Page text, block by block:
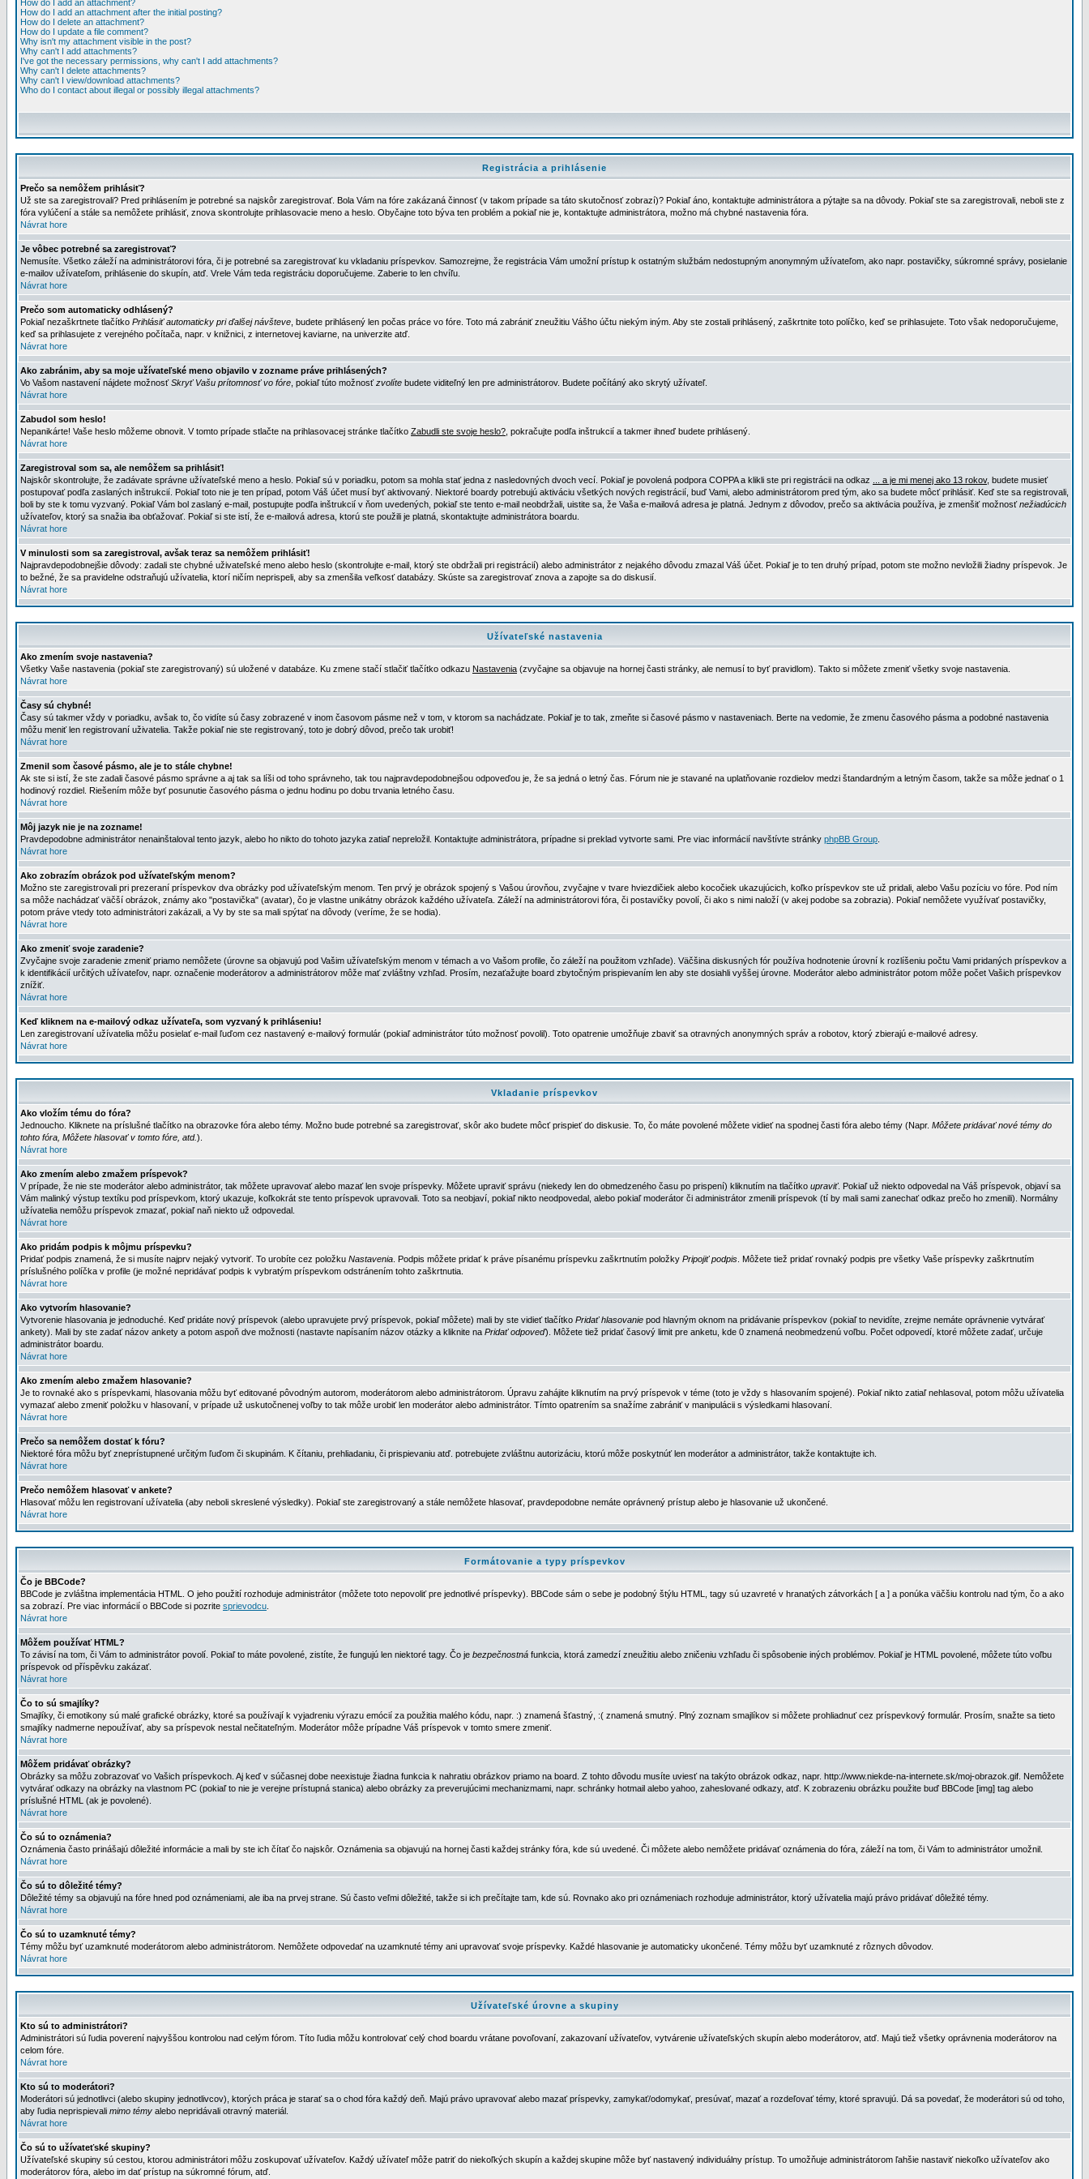
How do I add an attachment?
How do I add an attachment after the initial posting?
How do I delete an attachment?
How do I update a file comment?
Why isn't my attachment visible in the post?
Why can't I add attachments?
I've got the necessary permissions, why can't I add attachments?
Why can't I delete attachments?
Why can't I view/download attachments?
Who do I contact about illegal or possibly illegal attachments?
Registrácia a prihlásenie
Prečo sa nemôžem prihlásiť?
Už ste sa zaregistrovali? Pred prihlásením je potrebné sa najskôr zaregistrovať. Bola Vám na fóre zakázaná činnosť (v takom prípade sa táto skutočnosť zobrazí)? Pokiaľ áno, kontaktujte administrátora a pýtajte sa na dôvody. Pokiaľ ste sa zaregistrovali, neboli ste z
fóra vylúčení a stále sa nemôžete prihlásiť, znova skontrolujte prihlasovacie meno a heslo. Obyčajne toto býva ten problém a pokiaľ nie je, kontaktujte administrátora, možno má chybné nastavenia fóra.
Návrat hore
Je vôbec potrebné sa zaregistrovať?
Nemusíte. Všetko záleží na administrátorovi fóra, či je potrebné sa zaregistrovať ku vkladaniu príspevkov. Samozrejme, že registrácia Vám umožní prístup k ostatným službám nedostupným anonymným užívateľom, ako napr. postavičky, súkromné správy, posielanie
e-mailov užívateľom, prihlásenie do skupín, atď. Vrele Vám teda registráciu doporučujeme. Zaberie to len chvíľu.
Návrat hore
Prečo som automaticky odhlásený?
Pokiaľ nezaškrtnete tlačítko Prihlásiť automaticky pri ďalšej návšteve , budete prihlásený len počas práce vo fóre. Toto má zabrániť zneužitiu Vášho účtu niekým iným. Aby ste zostali prihlásený, zaškrtnite toto políčko, keď se prihlasujete. Toto však nedoporučujeme,
keď sa prihlasujete z verejného počítača, napr. v knižnici, z internetovej kaviarne, na univerzite atď.
Návrat hore
Ako zabránim, aby sa moje užívateľské meno objavilo v zozname práve prihlásených?
Vo Vašom nastavení nájdete možnosťSkryť Vašu prítomnosť vo fóre , pokiaľ túto možnosťzvolíte budete viditeľný len pre administrátorov. Budete počítáný ako skrytý užívateľ.
Návrat hore
Zabudol som heslo!
Nepanikárte! Vaše heslo môžeme obnovit. V tomto prípade stlačte na prihlasovacej stránke tlačítko Zabudli ste svoje heslo? , pokračujte podľa inštrukcií a takmer ihneď budete prihlásený.
Návrat hore
Zaregistroval som sa, ale nemôžem sa prihlásiť!
Najskôr skontrolujte, že zadávate správne užívateľské meno a heslo. Pokiaľ sú v poriadku, potom sa mohla stať jedna z nasledovných dvoch vecí. Pokiaľ je povolená podpora COPPA a klikli ste pri registrácii na odkaz
... a je mi menej ako 13 rokov, budete musieť
postupovať podľa zaslaných inštrukcií. Pokiaľ toto nie je ten prípad, potom Váš účet musí byť aktivovaný. Niektoré boardy potrebujú aktiváciu všetkých nových registrácií, buď Vami, alebo administrátorom pred tým, ako sa budete môcť prihlásiť. Keď ste sa registrovali,
boli by ste k tomu vyzvaný. Pokiaľ Vám bol zaslaný e-mail, postupujte podľa inštrukcií v ňom uvedených, pokiaľ ste tento e-mail neobdržali, uistite sa, že Vaša e-mailová adresa je platná. Jednym z dôvodov, prečo sa aktivácia používa, je zmenšiť možnosťnežiadúcich
užívateľov, ktorý sa snažia iba obťažovať. Pokiaľ si ste istí, že e-mailová adresa, ktorú ste použili je platná, skontaktujte administrátora boardu.
Návrat hore
V minulosti som sa zaregistroval, avšak teraz sa nemôžem prihlásiť!
Najpravdepodobnejšie dôvody: zadali ste chybné uživateľské meno alebo heslo (skontrolujte e-mail, ktorý ste obdržali pri registrácií) alebo administrátor z nejakého dôvodu zmazal Váš účet. Pokiaľ je to ten druhý prípad, potom ste možno nevložili žiadny príspevok. Je
to bežné, že sa pravidelne odstraňujú užívatelia, ktorí ničím neprispeli, aby sa zmenšila veľkosť databázy. Skúste sa zaregistrovať znova a zapojte sa do diskusií.
Návrat hore
Užívateľské nastavenia
Ako zmením svoje nastavenia?
Všetky Vaše nastavenia (pokiaľ ste zaregistrovaný) sú uložené v databáze. Ku zmene stačí stlačiť tlačítko odkazu Nastavenia (zvyčajne sa objavuje na hornej časti stránky, ale nemusí to byť pravidlom). Takto si môžete zmeniť všetky svoje nastavenia.
Návrat hore
Časy sú chybné!
Časy sú takmer vždy v poriadku, avšak to, čo vidíte sú časy zobrazené v inom časovom pásme než v tom, v ktorom sa nachádzate. Pokiaľ je to tak, zmeňte si časové pásmo v nastaveniach. Berte na vedomie, že zmenu časového pásma a podobné nastavenia
môžu meniť len registrovaní uživatelia. Takže pokiaľ nie ste registrovaný, toto je dobrý dôvod, prečo tak urobiť!
Návrat hore
Zmenil som časové pásmo, ale je to stále chybne!
Ak ste si istí, že ste zadali časové pásmo správne a aj tak sa líši od toho správneho, tak tou najpravdepodobnejšou odpoveďou je, že sa jedná o letný čas. Fórum nie je stavané na uplatňovanie rozdielov medzi štandardným a letným časom, takže sa môže jednať o 1
hodinový rozdiel. Riešením môže byť posunutie časového pásma o jednu hodinu po dobu trvania letného času.
Návrat hore
Môj jazyk nie je na zozname!
Pravdepodobne administrátor nenainštaloval tento jazyk, alebo ho nikto do tohoto jazyka zatiaľ nepreložil. Kontaktujte administrátora, prípadne si preklad vytvorte sami. Pre viac informácií navštívte stránky phpBB Group
Návrat hore
Ako zobrazím obrázok pod užívateľským menom?
Možno ste zaregistrovali pri prezeraní príspevkov dva obrázky pod užívateľským menom. Ten prvý je obrázok spojený s Vašou úrovňou, zvyčajne v tvare hviezdičiek alebo kocočiek ukazujúcich, koľko príspevkov ste už pridali, alebo Vašu pozíciu vo fóre. Pod ním
sa môže nachádzať väčší obrázok, známy ako "postavička" (avatar), čo je vlastne unikátny obrázok každého užívateľa. Záleží na administrátorovi fóra, či postavičky povolí, či ako s nimi naloží (v akej podobe sa zobrazia). Pokiaľ nemôžete využívať postavičky,
potom práve vtedy toto administrátori zakázali, a Vy by ste sa mali spýtať na dôvody (veríme, že se hodia).
Návrat hore
Ako zmeniť svoje zaradenie?
Zvyčajne svoje zaradenie zmeniť priamo nemôžete (úrovne sa objavujú pod Vašim užívateľským menom v témach a vo Vašom profile, čo záleží na použitom vzhľade). Väčšina diskusných fór používa hodnotenie úrovní k rozlíšeniu počtu Vami pridaných príspevkov a
k identifikácií určitých užívateľov, napr. označenie moderátorov a administrátorov môže mať zvláštny vzhľad. Prosím, nezaťažujte board zbytočným prispievaním len aby ste dosiahli vyššej úrovne. Moderátor alebo administrátor potom môže počet Vašich príspevkov
znížiť.
Návrat hore
Keď kliknem na e-mailový odkaz užívateľa, som vyzvaný k prihláseniu!
Len zaregistrovaní užívatelia môžu posielať e-mail ľuďom cez nastavený e-mailový formulár (pokiaľ administrátor túto možnosť povolil). Toto opatrenie umožňuje zbaviť sa otravných anonymných správ a robotov, ktorý zbierajú e-mailové adresy.
Návrat hore
Vkladanie príspevkov
Ako vložím tému do fóra?
Jednoucho. Kliknete na príslušné tlačítko na obrazovke fóra alebo témy. Možno bude potrebné sa zaregistrovať, skôr ako budete môcť prispieť do diskusie. To, čo máte povolené môžete vidieť na spodnej časti fóra alebo témy (Napr. Môžete pridávať nové témy do
tohto fóra, Môžete hlasovať v tomto fóre, atd.).
Návrat hore
Ako zmením alebo zmažem príspevok?
V prípade, že nie ste moderátor alebo administrátor, tak môžete upravovať alebo mazať len svoje príspevky. Môžete upraviť správu (niekedy len do obmedzeného času po prispení) kliknutím na tlačítko upraviť. Pokiaľ už niekto odpovedal na Váš príspevok, objaví sa
Vám malinký výstup textíku pod príspevkom, ktorý ukazuje, koľkokrát ste tento príspevok upravovali. Toto sa neobjaví, pokiaľ nikto neodpovedal, alebo pokiaľ moderátor či administrátor zmenili príspevok (tí by mali sami zanechať odkaz prečo ho zmenili). Normálny
užívatelia nemôžu príspevok zmazať, pokiaľ naň niekto už odpovedal.
Návrat hore
Ako pridám podpis k môjmu príspevku?
Pridať podpis znamená, že si musíte najprv nejaký vytvoriť. To urobíte cez položku Nastavenia . Podpis môžete pridať k práve písanému príspevku zaškrtnutím položky Pripojiť podpis . Môžete tiež pridať rovnaký podpis pre všetky Vaše príspevky zaškrtnutím
príslušného políčka v profile (je možné nepridávať podpis k vybratým príspevkom odstránením tohto zaškrtnutia.
Návrat hore
Ako vytvorím hlasovanie?
Vytvorenie hlasovania je jednoduché. Keď pridáte nový príspevok (alebo upravujete prvý príspevok, pokiaľ môžete) mali by ste vidieť tlačítko Pridať hlasovanie pod hlavným oknom na pridávanie príspevkov (pokiaľ to nevidíte, zrejme nemáte oprávnenie vytvárať
ankety). Mali by ste zadať názov ankety a potom aspoň dve možnosti (nastavte napísaním názov otázky a kliknite na Pridať odpoveď). Môžete tiež pridať časový limit pre anketu, kde 0 znamená neobmedzenú voľbu. Počet odpovedí, ktoré môžete zadať, určuje
administrátor boardu.
Návrat hore
Ako zmením alebo zmažem hlasovanie?
Je to rovnaké ako s príspevkami, hlasovania môžu byť editované pôvodným autorom, moderátorom alebo administrátorom. Úpravu zahájite kliknutím na prvý príspevok v téme (toto je vždy s hlasovaním spojené). Pokiaľ nikto zatiaľ nehlasoval, potom môžu užívatelia
vymazať alebo zmeniť položku v hlasovaní, v prípade už uskutočnenej voľby to tak môže urobiť len moderátor alebo administrátor. Tímto opatrením sa snažíme zabrániť v manipulácii s výsledkami hlasovaní.
Návrat hore
Prečo sa nemôžem dostať k fóru?
Niektoré fóra môžu byť zneprístupnené určitým ľuďom či skupinám. K čítaniu, prehliadaniu, či prispievaniu atď. potrebujete zvláštnu autorizáciu, ktorú môže poskytnúť len moderátor a administrátor, takže kontaktujte ich.
Návrat hore
Prečo nemôžem hlasovať v ankete?
Hlasovať môžu len registrovaní užívatelia (aby neboli skreslené výsledky). Pokiaľ ste zaregistrovaný a stále nemôžete hlasovať, pravdepodobne nemáte oprávnený prístup alebo je hlasovanie už ukončené.
Návrat hore
Formátovanie a typy príspevkov
Čo je BBCode?
BBCode je zvláštna implementácia HTML. O jeho použití rozhoduje administrátor (môžete toto nepovoliť pre jednotlivé príspevky). BBCode sám o sebe je podobný štýlu HTML, tagy sú uzavreté v hranatých zátvorkách [ a ] a ponúka väčšiu kontrolu nad tým, čo a ako
sa zobrazí. Pre viac informácií o BBCode si pozrite sprievodcu
Návrat hore
Môžem používať HTML?
To závisí na tom, či Vám to administrátor povolí. Pokiaľ to máte povolené, zistíte, že fungujú len niektoré tagy. Čo je bezpečnostná funkcia, ktorá zamedzí zneužitiu alebo zničeniu vzhľadu či spôsobenie iných problémov. Pokiaľ je HTML povolené, môžete túto voľbu
príspevok od příspěvku zakázať.
Návrat hore
Čo to sú smajlíky?
Smajlíky, či emotikony sú malé grafické obrázky, ktoré sa používají k vyjadreniu výrazu emócií za použitia malého kódu, napr. :) znamená šťastný, :( znamená smutný. Plný zoznam smajlíkov si môžete prohliadnuť cez príspevkový formulár. Prosím, snažte sa tieto
smajlíky nadmerne nepoužívať, aby sa príspevok nestal nečitateľným. Moderátor môže prípadne Váš príspevok v tomto smere zmeniť.
Návrat hore
Môžem pridávať obrázky?
Obrázky sa môžu zobrazovať vo Vašich príspevkoch. Aj keď v súčasnej dobe neexistuje žiadna funkcia k nahratiu obrázkov priamo na board. Z tohto dôvodu musíte uviesť na takýto obrázok odkaz, napr. http://www.niekde-na-internete.sk/moj-obrazok.gif. Nemôžete
vytvárať odkazy na obrázky na vlastnom PC (pokiaľ to nie je verejne prístupná stanica) alebo obrázky za preverujúcimi mechanizmami, napr. schránky hotmail alebo yahoo, zaheslované odkazy, atď. K zobrazeniu obrázku použite buď BBCode [img] tag alebo
príslušné HTML (ak je povolené).
Návrat hore
Čo sú to oznámenia?
Oznámenia často prinášajú dôležité informácie a mali by ste ich čítať čo najskôr. Oznámenia sa objavujú na hornej časti každej stránky fóra, kde sú uvedené. Či môžete alebo nemôžete pridávať oznámenia do fóra, záleží na tom, či Vám to administrátor umožnil.
Návrat hore
Čo sú to dôležité témy?
Dôležité témy sa objavujú na fóre hned pod oznámeniami, ale iba na prvej strane. Sú často veľmi dôležité, takže si ich prečítajte tam, kde sú. Rovnako ako pri oznámeniach rozhoduje administrátor, ktorý užívatelia majú právo pridávať dôležité témy.
Návrat hore
Čo sú to uzamknuté témy?
Témy môžu byť uzamknuté moderátorom alebo administrátorom. Nemôžete odpovedať na uzamknuté témy ani upravovať svoje príspevky. Každé hlasovanie je automaticky ukončené. Témy môžu byť uzamknuté z rôznych dôvodov.
Návrat hore
Užívateľské úrovne a skupiny
Kto sú to administrátori?
Administrátori sú ľudia poverení najvyššou kontrolou nad celým fórom. Títo ľudia môžu kontrolovať celý chod boardu vrátane povoľovaní, zakazovaní užívateľov, vytvárenie užívateľských skupín alebo moderátorov, atď. Majú tiež všetky oprávnenia moderátorov na
celom fóre.
Návrat hore
Kto sú to moderátori?
Moderátori sú jednotlivci (alebo skupiny jednotlivcov), ktorých práca je starať sa o chod fóra každý deň. Majú právo upravovať alebo mazať príspevky, zamykať/odomykať, presúvať, mazať a rozdeľovať témy, ktoré spravujú. Dá sa povedať, že moderátori sú od toho,
aby ľudia neprispievali mimo témy alebo nepridávali otravný materiál.
Návrat hore
Čo sú to užívateťské skupiny?
Užívateľské skupiny sú cestou, ktorou administrátori môžu zoskupovať užívateľov. Každý užívateľ môže patriť do niekoľkých skupín a každej skupine môže byť nastavený individuálny prístup. To umožňuje administrátorom ľahšie nastaviť niekoľko užívateľov ako
moderátorov fóra, alebo im dať prístup na súkromné fórum, atď.